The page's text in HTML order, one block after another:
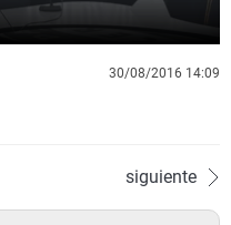
30/08/2016 14:09
siguiente